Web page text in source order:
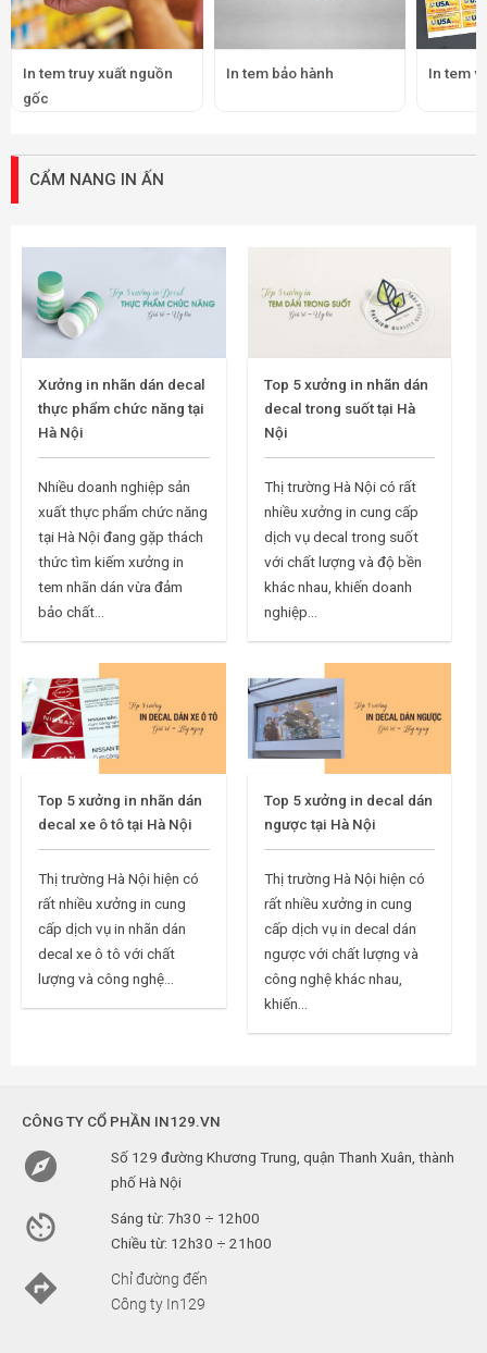
In tem truy xuất nguồn
gốc
In tem bảo hành In tem
CẨM NANG IN ẤN
Xưởng in nhãn dán decal
thực phẩm chức năng tại
Hà Nội
Nhiều doanh nghiệp sản
xuất thực phẩm chức năng
tại Hà Nội đang gặp thách
thức tìm kiếm xưởng in
tem nhãn dán vừa đảm
bảo chất...
Top 5 xưởng in nhãn dán
decal trong suốt tại Hà
Nội
Thị trường Hà Nội có rất
nhiều xưởng in cung cấp
dịch vụ decal trong suốt
với chất lượng và độ bền
khác nhau, khiến doanh
nghiệp...
Top 5 xưởng in nhãn dán
decal xe ô tô tại Hà Nội
Thị trường Hà Nội hiện có
rất nhiều xưởng in cung
cấp dịch vụ in nhãn dán
decal xe ô tô với chất
lượng và công nghệ...
Top 5 xưởng in decal dán
ngược tại Hà Nội
Thị trường Hà Nội hiện có
rất nhiều xưởng in cung
cấp dịch vụ in decal dán
ngược với chất lượng và
công nghệ khác nhau,
khiến...
CÔNG TY CỔ PHẦN IN129.VN

Số 129 đường Khương Trung, quận Thanh Xuân, thành
phố Hà Nội

Sáng từ: 7h30 ÷ 12h00
Chiều từ: 12h30 ÷ 21h00

Chỉ đường đến
Công ty In129